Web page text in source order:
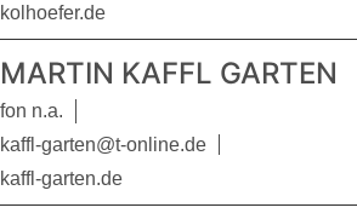
kolhoefer.de
MARTIN KAFFL GARTEN
fon n.a.
kaffl-garten@t-online.de
kaffl-garten.de